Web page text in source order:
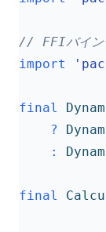
import
final
?
:
final